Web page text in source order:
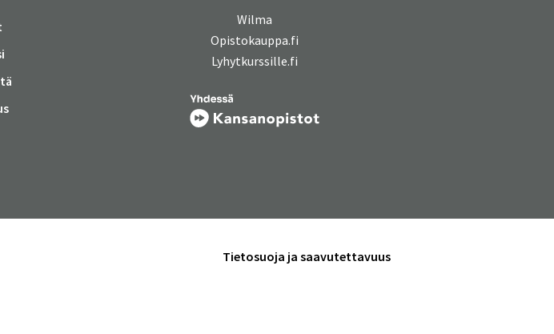
Wilma
Opistokauppa.fi
Lyhytkurssille.fi
Tietosuoja ja saavutettavuus